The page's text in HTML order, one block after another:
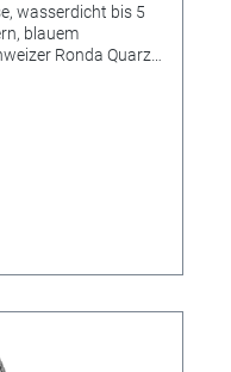
wasserdicht bis 5
blauem
Ronda Quarz-